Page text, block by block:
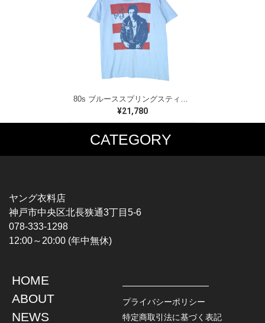
80s ブルーススプリングスティーン USA製 ヴィンテージTシャツ ロックTシャツ BORN IN THE USA BRUCE SPRINGSTEEN メンズM 古着 @AAA1523
¥21,780
CATEGORY
MUSIC TEE
HARDCORE / PUNK
PROGLESSIVE ROCK
POPS
SOUL / R&B
T-SHIRTS
CHAMPION
TOPS
L / S SHIRT
S / S SHIRT
JACKET
DENIM
LEATHER
ヤング衣料店
神戸市中央区北長狭通3丁目5-6
078-333-1298
12:00～20:00 (年中無休)
HOME
ABOUT
NEWS
プライバシーポリシー
特定商取引法に基づく表記